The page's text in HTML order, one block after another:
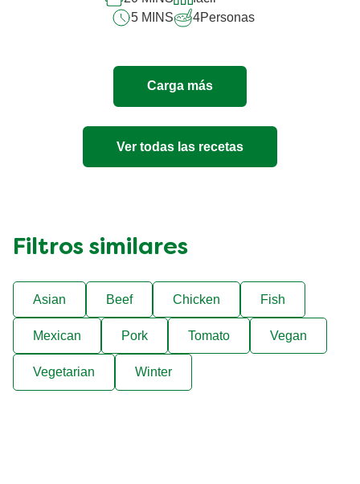
la
Crema
5.0
de
de
1
calificaciones.
5 MINS
4Personas
Carga más
Ver todas las recetas
Filtros similares
Asian Beef Chicken Fish
Mexican Pork Tomato Vegan
Vegetarian Winter